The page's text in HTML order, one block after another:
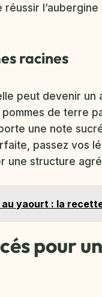
réussir
racines
peut devenir
de terre
une note
passez vos
une structure
yaourt : la
pour